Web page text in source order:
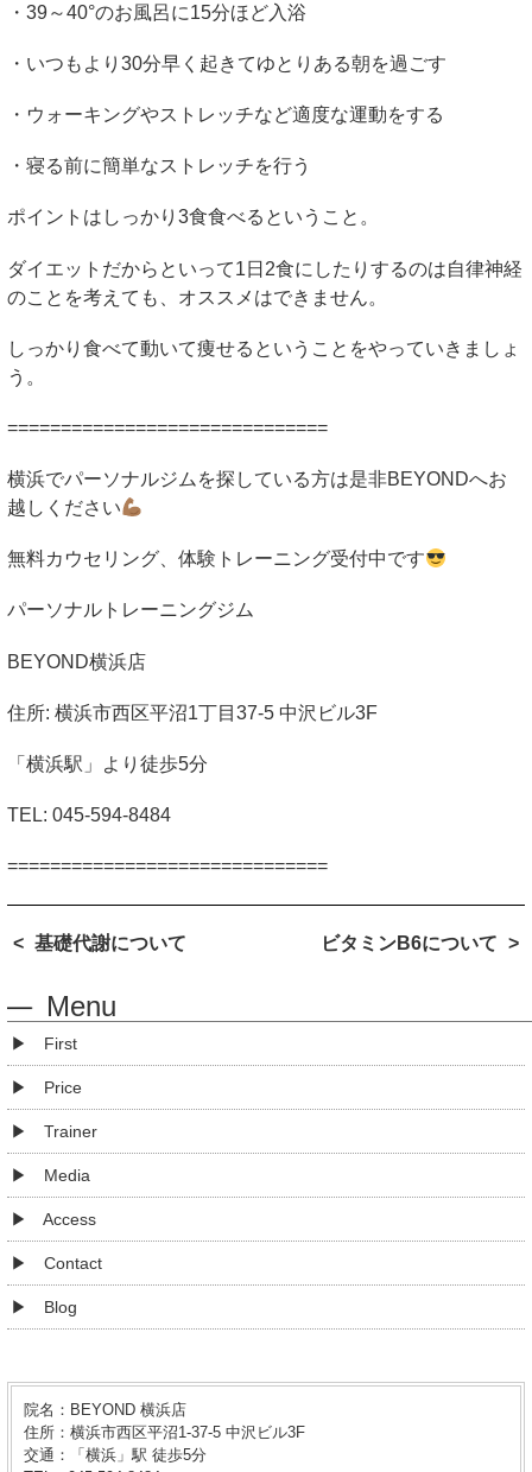
院名：BEYOND 横浜店
住所：横浜市西区平沼1-37-5 中沢ビル3F
交通：「横浜」駅 徒歩5分
・ 39～40°のお風呂に15分ほど入浴
・いつもより 30分早く起きてゆとりある朝を過ごす
・ウォーキングやストレッチなど適度な運動をする
・寝る前に簡単なストレッチを行う
ポイントはしっかり 3食食べるということ。
ダイエットだからといって1 日 2食にしたりするのは自律神経
のことを考えても、オススメはできません。
しっかり食べて動いて痩せるということをやっていきましょ
う。
==============================
横浜でパーソナルジムを探している方は是非BEYONDへお
越しください
無料カウセリング、体験トレーニング受付中です
パーソナルトレーニングジム
BEYOND横浜店
住所: 横浜市西区平沼1丁目 37-5 中沢ビル3F
「横浜駅」より徒歩5分
TEL: 045-594-8484
==============================
基礎代謝について ビタミンB6について
Menu
First
Price
Trainer
Media
Access
Contact
Blog